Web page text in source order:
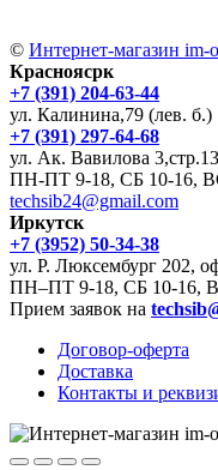
© Интернет-магазин im-
Красноясрк
+7 (391) 204-63-44
ул. Калинина,79 (лев. б.)
+7 (391) 297-64-68
ул. Ак. Вавилова
ПН-ПТ 9-18, СБ 10-16,
techsib24@gmail.com
Иркутск
+7 (3952) 50-34-38
ул. Р. Люксембург 202,
ПН–ПТ 9-18, СБ 10-16,
Прием заявок на
Договор-оферта
Доставка
Контакты и